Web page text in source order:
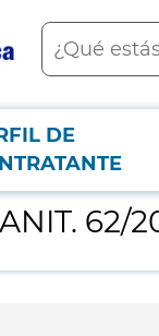
Buscar
DE
2020. Set desechable
62/